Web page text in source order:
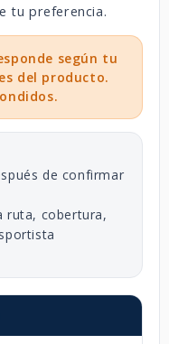
tu preferencia.
según tu
del producto.
de confirmar
ruta, cobertura,